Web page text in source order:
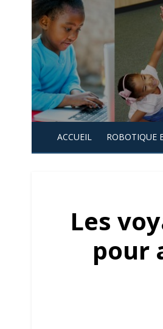
Skip
to
content
ACCUEIL ROBOTIQUE
Les
pour